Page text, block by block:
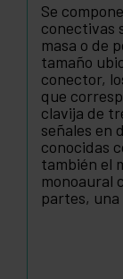
Se
conectivas
masa o de
tamaño
conector,
que
clavija de
señales en
conocidas
también el
monoaural
partes, una